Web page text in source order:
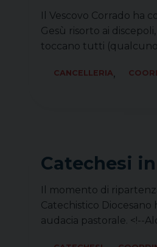
Il Vescovo Corrado ha
Gesù risorto ai
toccano tutti
CANCELLERIA,
Catechesi
Il momento di
Catechistico
audacia pastorale. <!--